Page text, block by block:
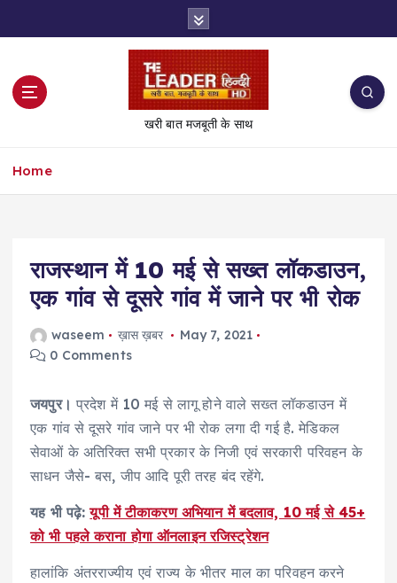
t
खरी बात मजबूती के साथ
Home
राजस्थान में 10 मई से सख्त लॉकडाउन,
एक गांव से दूसरे गांव में जाने पर भी रोक
waseem ख़ास ख़बर
May 7, 2021
0 Comments
जयपुर। प्रदेश में 10 मई से लागू होने वाले सख्त लॉकडाउन में
एक गांव से दूसरे गांव जाने पर भी रोक लगा दी गई है. मेडिकल
सेवाओं के अतिरिक्त सभी प्रकार के निजी एवं सरकारी परिवहन के
साधन जैसे- बस, जीप आदि पूरी तरह बंद रहेंगे.
यह भी पढ़े:यूपी में टीकाकरण अभियान में बदलाव, 10 मई से 45+
को भी पहले कराना होगा ऑनलाइन रजिस्ट्रेशन
हालांकि अंतरराज्यीय एवं राज्य के भीतर माल का परिवहन करने